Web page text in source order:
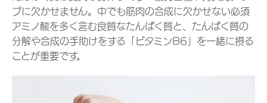
プに欠かせません。中でも筋肉の合成に欠かせない必須
アミノ酸を多く含む良質なたんぱく質と、たんぱく質の
分解や合成の手助けをする「ビタミンB6」を一緒に摂る
ことが重要です。